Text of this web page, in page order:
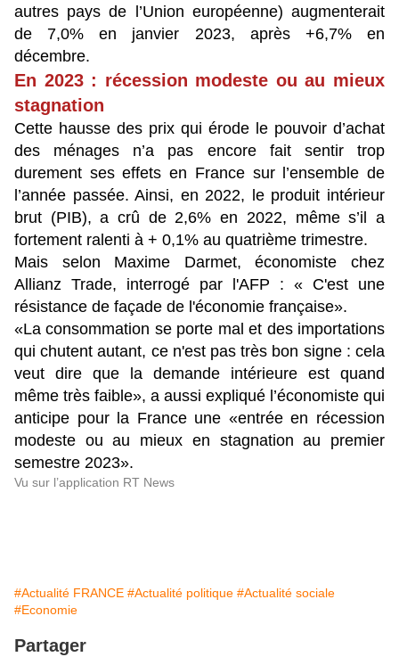
autres pays de l’Union européenne) augmenterait
de 7,0% en janvier 2023, après +6,7% en
décembre.
En 2023 : récession modeste ou au mieux
stagnation
Cette hausse des prix qui érode le pouvoir d’achat
des ménages n’a pas encore fait sentir trop
durement ses effets en France sur l’ensemble de
l’année passée. Ainsi, en 2022, le produit intérieur
brut (PIB), a crû de 2,6% en 2022, même s’il a
fortement ralenti à + 0,1% au quatrième trimestre.
Mais selon Maxime Darmet, économiste chez
Allianz Trade, interrogé par l'AFP : « C'est une
résistance de façade de l'économie française».
«La consommation se porte mal et des importations
qui chutent autant, ce n'est pas très bon signe : cela
veut dire que la demande intérieure est quand
même très faible», a aussi expliqué l’économiste qui
anticipe pour la France une «entrée en récession
modeste ou au mieux en stagnation au premier
semestre 2023».
Vu sur l’application RT News
#Actualité FRANCE #Actualité politique #Actualité sociale
#Economie
Partager